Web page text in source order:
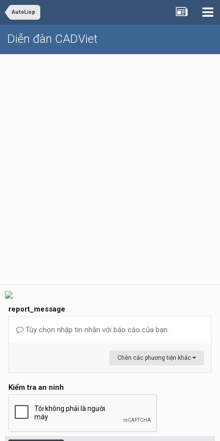
AutoLisp
Diễn đàn CADViet
report_message
Tùy chọn nhập tin nhắn với báo cáo của bạn.
Chèn các phương tiện khác
Kiểm tra an ninh